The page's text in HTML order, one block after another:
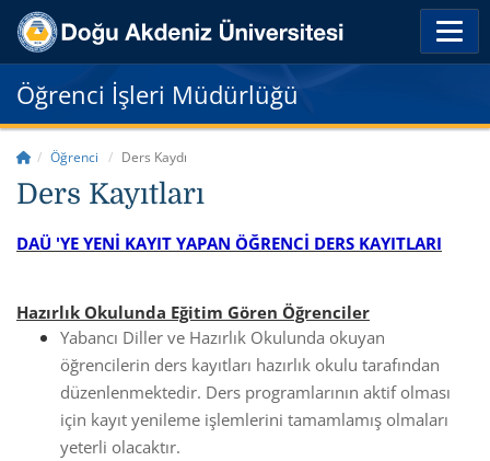
Öğrenci İşleri Müdürlüğü
Öğrenci Ders Kaydı
Ders Kayıtları
DAÜ 'YE YENİ KAYIT YAPAN ÖĞRENCİ DERS KAYITLARI
Hazırlık Okulunda Eğitim Gören Öğrenciler
Yabancı Diller ve Hazırlık Okulunda okuyan
öğrencilerin ders kayıtları hazırlık okulu tarafından
düzenlenmektedir. Ders programlarının aktif olması
için kayıt yenileme işlemlerini tamamlamış olmaları
yeterli olacaktır.